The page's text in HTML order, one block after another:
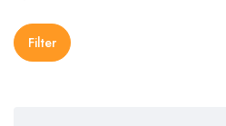
Filter